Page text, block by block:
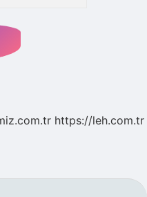
https://leh.com.tr